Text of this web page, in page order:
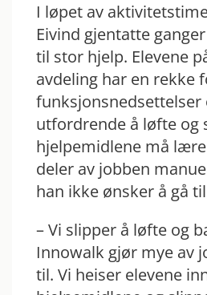
I løpet av
Eivind gjentatte
til stor hjelp. Elevene
avdeling har en rekke
utfordrende å løfte og
hjelpemidlene må
deler av jobben
han ikke ønsker å gå
– Vi slipper å løfte og
Innowalk gjør mye av
til. Vi heiser elevene